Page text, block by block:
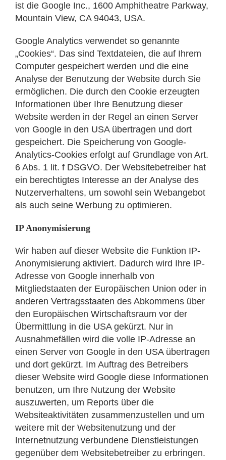
ist die Google Inc., 1600 Amphitheatre Parkway,
Mountain View, CA 94043, USA.
Google Analytics verwendet so genannte
„Cookies“. Das sind Textdateien, die auf Ihrem
Computer gespeichert werden und die eine
Analyse der Benutzung der Website durch Sie
ermöglichen. Die durch den Cookie erzeugten
Informationen über Ihre Benutzung dieser
Website werden in der Regel an einen Server
von Google in den USA übertragen und dort
gespeichert. Die Speicherung von Google-
Analytics-Cookies erfolgt auf Grundlage von Art.
6 Abs. 1 lit. f DSGVO. Der Websitebetreiber hat
ein berechtigtes Interesse an der Analyse des
Nutzerverhaltens, um sowohl sein Webangebot
als auch seine Werbung zu optimieren.
IP Anonymisierung
Wir haben auf dieser Website die Funktion IP-
Anonymisierung aktiviert. Dadurch wird Ihre IP-
Adresse von Google innerhalb von
Mitgliedstaaten der Europäischen Union oder in
anderen Vertragsstaaten des Abkommens über
den Europäischen Wirtschaftsraum vor der
Übermittlung in die USA gekürzt. Nur in
Ausnahmefällen wird die volle IP-Adresse an
einen Server von Google in den USA übertragen
und dort gekürzt. Im Auftrag des Betreibers
dieser Website wird Google diese Informationen
benutzen, um Ihre Nutzung der Website
auszuwerten, um Reports über die
Websiteaktivitäten zusammenzustellen und um
weitere mit der Websitenutzung und der
Internetnutzung verbundene Dienstleistungen
gegenüber dem Websitebetreiber zu erbringen.